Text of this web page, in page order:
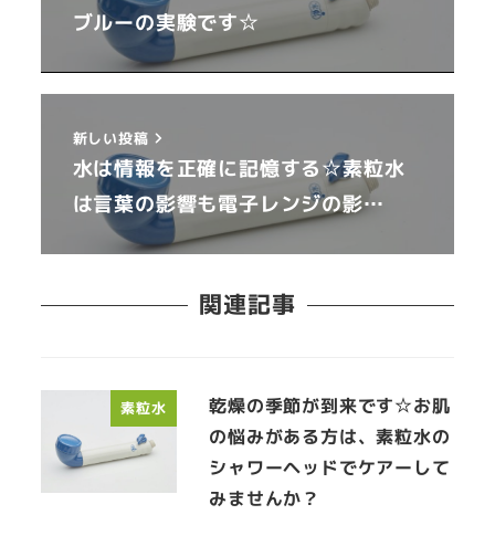
ブルーの実験です☆
新しい投稿
水は情報を正確に記憶する☆素粒水
は言葉の影響も電子レンジの影…
関連記事
素粒水
乾燥の季節が到来です☆お肌
の悩みがある方は、素粒水の
シャワーヘッドでケアーして
みませんか？